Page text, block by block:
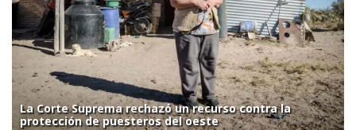
La Corte Suprema rechazó un recurso contra la
protección de puesteros del oeste